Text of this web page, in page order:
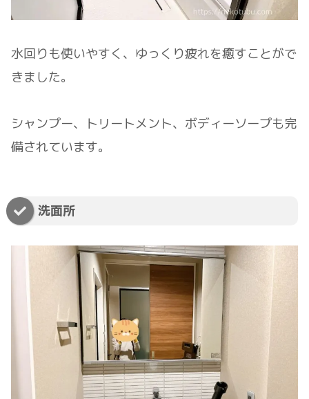
水回りも使いやすく、ゆっくり疲れを癒すことがで
きました。
シャンプー、トリートメント、ボディーソープも完
備されています。
洗面所